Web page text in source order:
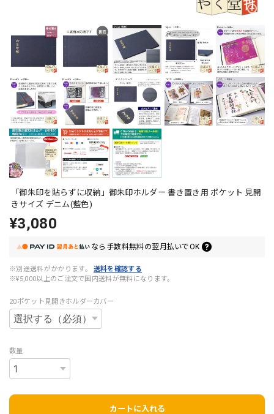
「御朱印を貼らずに収納」御朱印ホルダー 書き置き用 ポケット 見開
きサイズ デニム(藍色)
¥3,080
なら 手数料無料の翌月払いでOK
※別途送料がかかります。
送料を確認する
※¥5,000以上のご注文で国内送料が無料になります。
20ポケット見開きホルダーカバー
数量
カートに入れる